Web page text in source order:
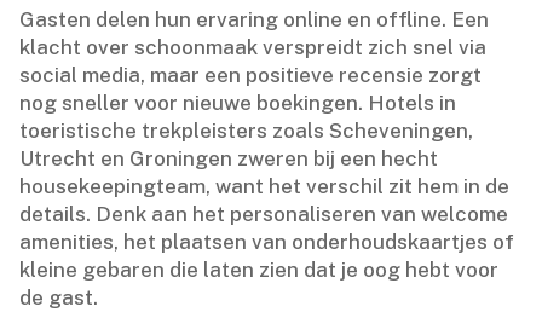
Gasten delen hun ervaring online en offline.​ Een
klacht over schoonmaak verspreidt zich snel via
social media, maar een positieve recensie zorgt
nog sneller voor nieuwe boekingen.​ Hotels in
toeristische trekpleisters zoals Scheveningen,
Utrecht en Groningen zweren bij een hecht
housekeepingteam, want het verschil zit hem in de
details.​ Denk aan het personaliseren van welcome
amenities, het plaatsen van onderhoudskaartjes of
kleine gebaren die laten zien dat je oog hebt voor
de gast.​